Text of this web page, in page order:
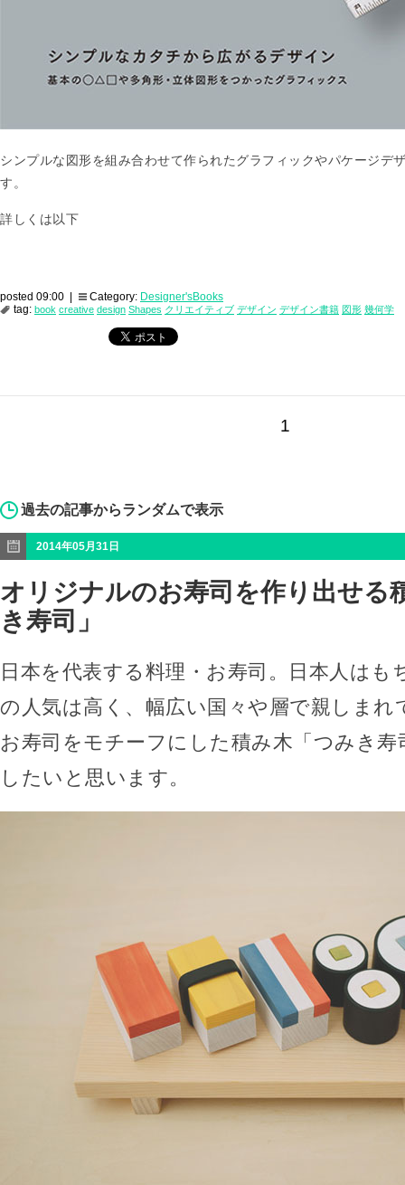
シンプルな図形を組み合わせて作られたグラフィックやパケージデ
す。
詳しくは以下
posted 09:00 | Category: Designer'sBooks
tag: book creative design Shapes クリエイティブ デザイン デザイン書籍 図形 幾何学
1
過去の記事からランダムで表示
2014年05月31日
オリジナルのお寿司を作り出せる
き寿司」
日本を代表する料理・お寿司。日本人はも
の人気は高く、幅広い国々や層で親しまれ
お寿司をモチーフにした積み木「つみき寿
したいと思います。